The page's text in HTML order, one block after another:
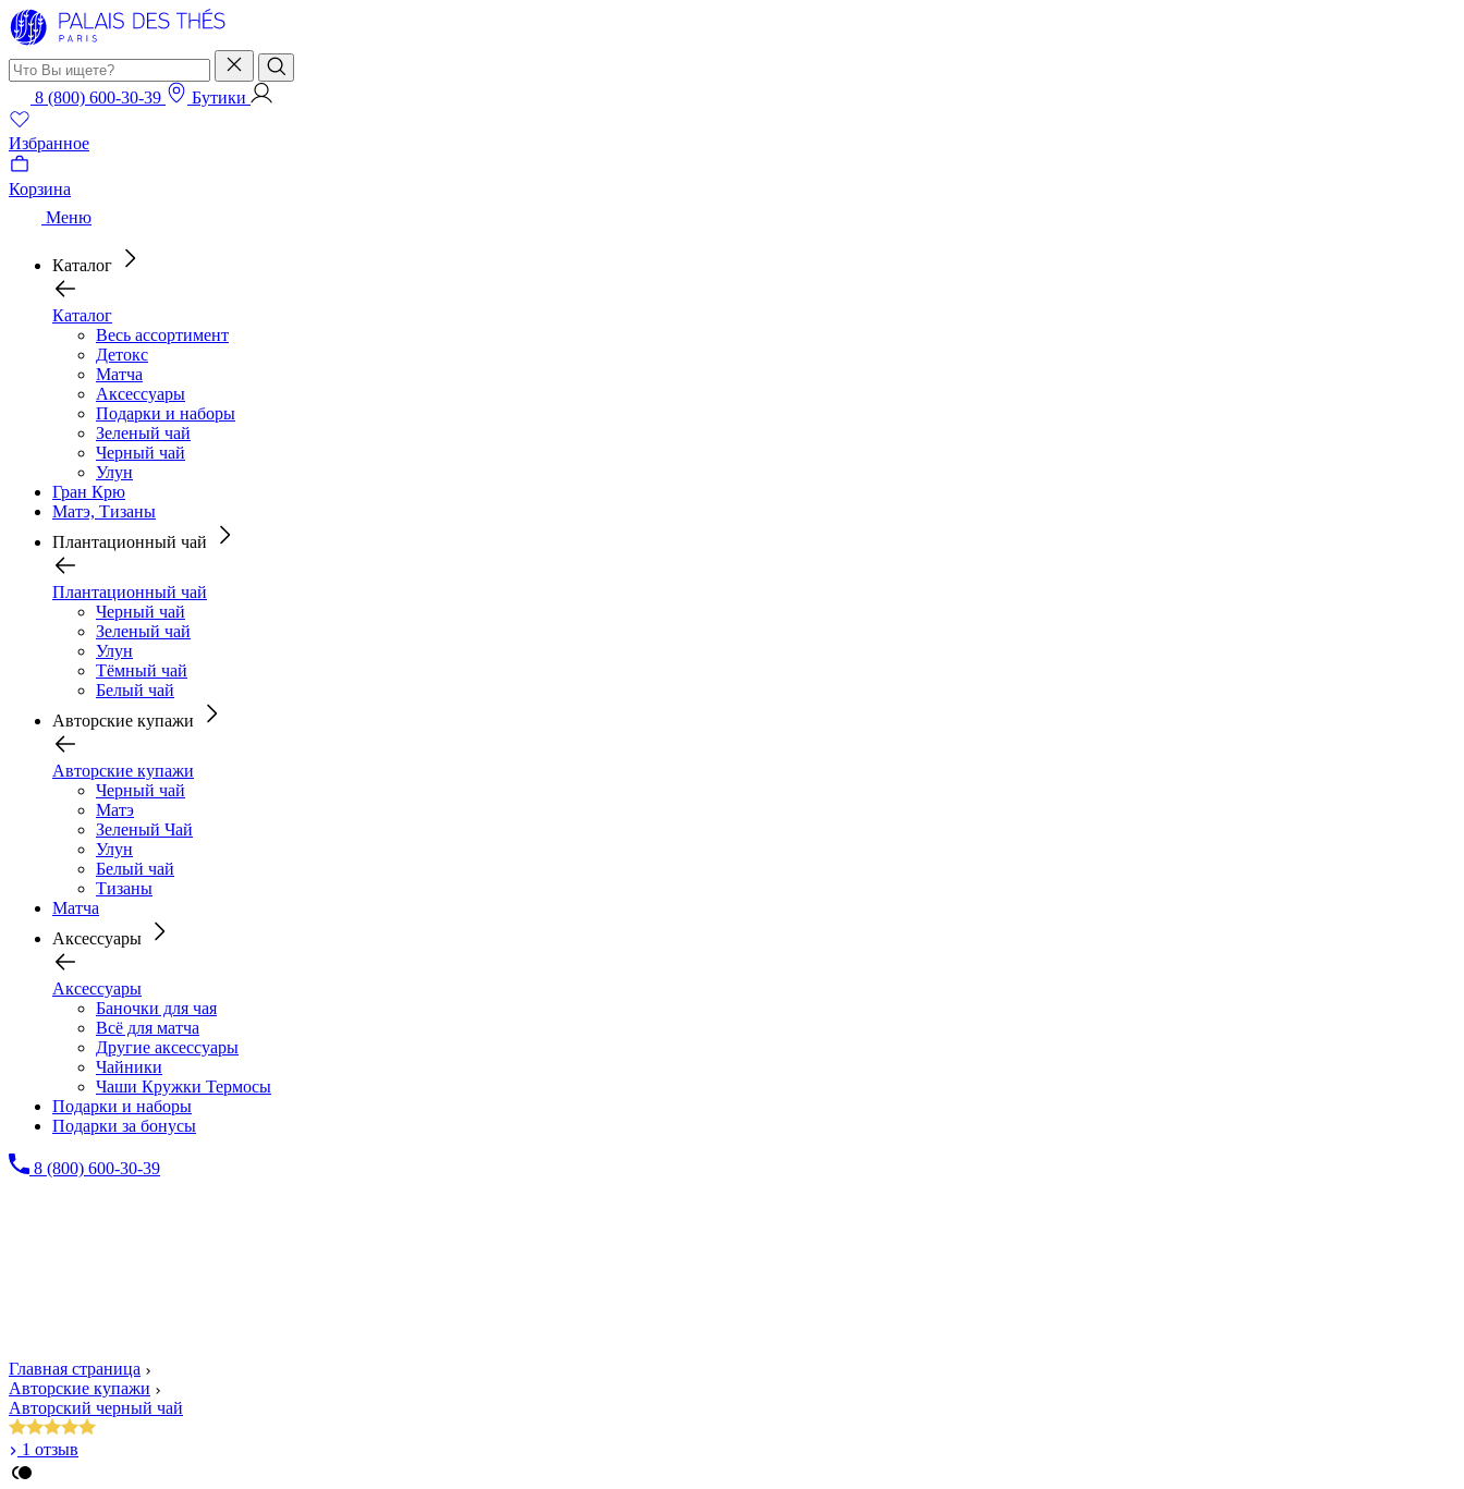
8 (800) 600-30-39 Бутики
Избранное
Корзина
Меню
Каталог
Каталог
Весь ассортимент
Детокс
Матча
Аксессуары
Подарки и наборы
Зеленый чай
Черный чай
Улун
Гран Крю
Матэ, Тизаны
Плантационный чай
Плантационный чай
Черный чай
Зеленый чай
Улун
Тёмный чай
Белый чай
Авторские купажи
Авторские купажи
Черный чай
Матэ
Зеленый Чай
Улун
Белый чай
Тизаны
Матча
Аксессуары
Аксессуары
Баночки для чая
Всё для матча
Другие аксессуары
Чайники
Чаши Кружки Термосы
Подарки и наборы
Подарки за бонусы
8 (800) 600-30-39
Главная страница
Авторские купажи
Авторский черный чай
1 отзыв